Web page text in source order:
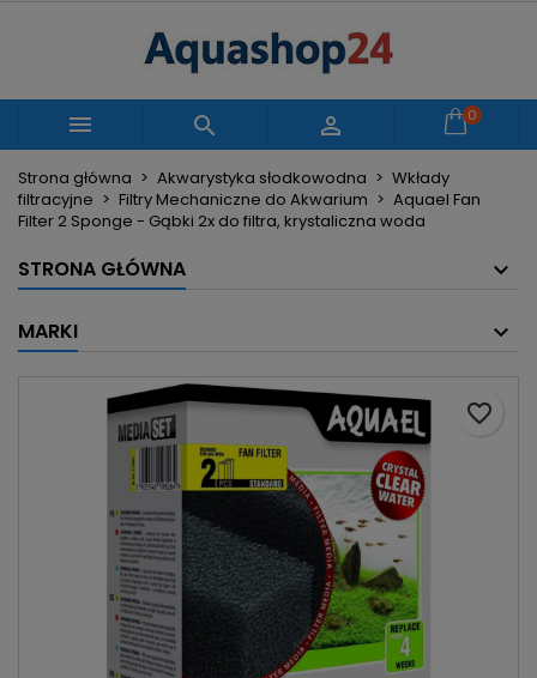
   0
Strona główna Akwarystyka słodkowodna
Wkłady
filtracyjne
Filtry Mechaniczne do Akwarium
Aquael Fan
Filter 2 Sponge - Gąbki 2x do filtra, krystaliczna woda
STRONA GŁÓWNA
MARKI
favorite_border
Moje listy życzeń
add_circle_outline Utwórz nową listę
Utwórz listę życzeń
Nazwa listy życzeń
Zaloguj się
Musisz być zalogowany by zapisać produkty na
swojej liście życzeń.
Anuluj Zaloguj się